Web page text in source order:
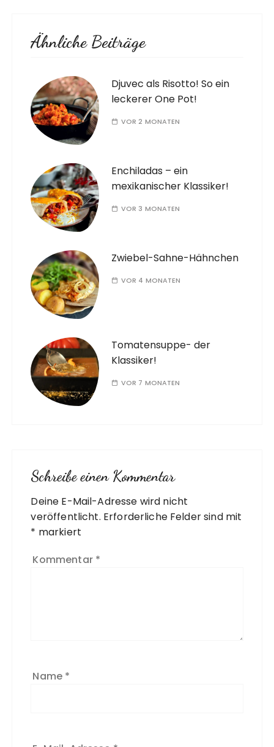
Ähnliche Beiträge
Djuvec als Risotto! So ein
leckerer One Pot!
VOR 2 MONATEN
Enchiladas – ein
mexikanischer Klassiker!
VOR 3 MONATEN
Zwiebel-Sahne-Hähnchen
VOR 4 MONATEN
Tomatensuppe- der
Klassiker!
VOR 7 MONATEN
Schreibe einen Kommentar
Deine E-Mail-Adresse wird nicht
veröffentlicht. Erforderliche Felder sind mit
* markiert
Kommentar *
Name *
A
l
t
r